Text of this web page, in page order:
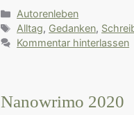
Kategorien
Autorenleben
Schlagwörter
Alltag, Gedanken,
Kommentar hinterlassen
Nanowrimo 2020